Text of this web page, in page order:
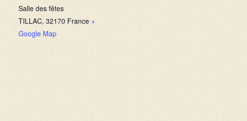
Salle des fêtes
TILLAC, 32170 France +
Google Map